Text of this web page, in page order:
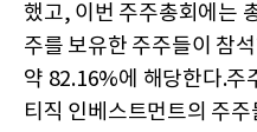
했고, 이번 주주총회에는
주를 보유한 주주들이 참
약 82.16%에 해당한다.주
티직 인베스트먼트의 주